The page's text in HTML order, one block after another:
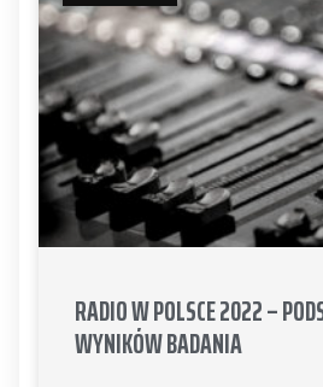
RADIO W POLSCE 2022 –
WYNIKÓW BADANIA